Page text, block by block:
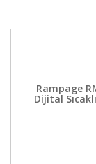
Rampage
Dijital